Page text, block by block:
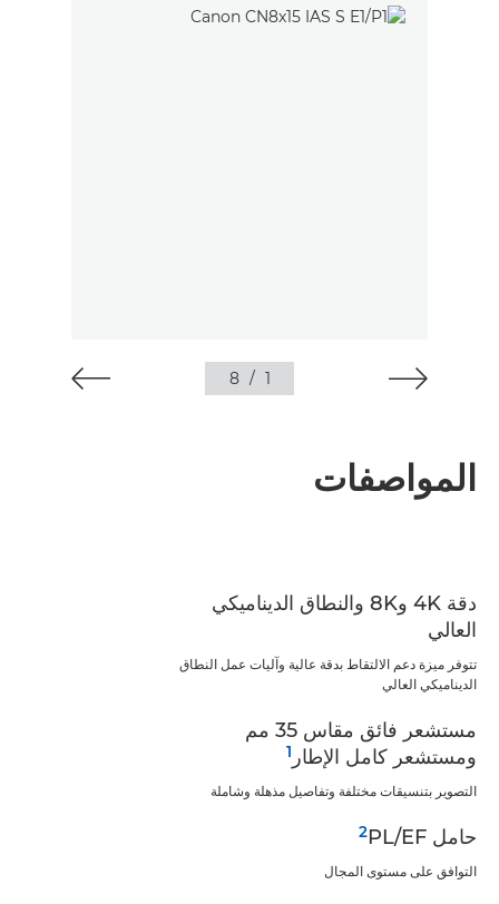
1
/
8
المواصفات
دقة 4K و8K والنطاق الديناميكي
العالي
تتوفر ميزة دعم الالتقاط بدقة عالية وآليات عمل النطاق
الديناميكي العالي
مستشعر فائق مقاس 35 مم
ومستشعر كامل الإطار 1
التصوير بتنسيقات مختلفة وتفاصيل مذهلة وشاملة
حامل EF/‏PL‏ 2
التوافق على مستوى المجال